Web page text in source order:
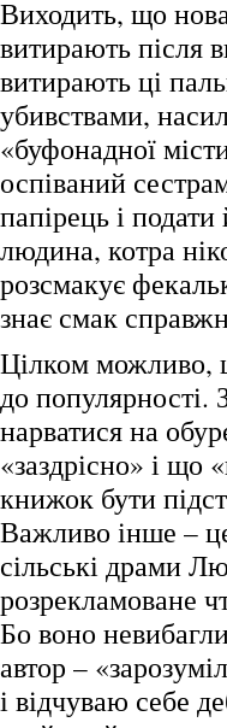
Виходить, що
витирають після
витирають ці
убивствами,
«буфонадної
оспіваний
папірець і
людина, котра
розсмакує
знає смак
Цілком можливо,
до популярності.
нарватися на
«заздрісно» і що
книжок бути
Важливо інше –
сільські драми
розрекламоване
Бо воно
автор –
і відчуваю себе